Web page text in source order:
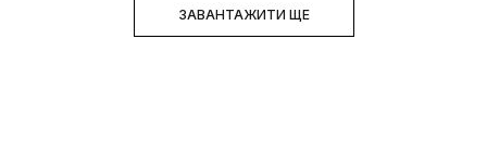
ЗАВАНТАЖИТИ ЩЕ